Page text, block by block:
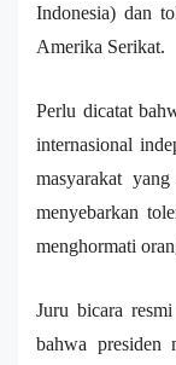
Indonesia) dan
Amerika Serikat.
Perlu dicatat
internasional
masyarakat
menyebarkan
menghormati
Juru bicara
bahwa presiden